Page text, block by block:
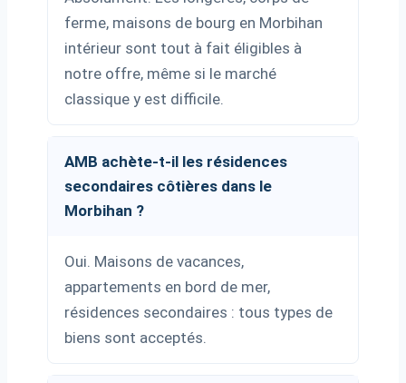
ferme, maisons de bourg en Morbihan
intérieur sont tout à fait éligibles à
notre offre, même si le marché
classique y est difficile.
AMB achète-t-il les résidences
secondaires côtières dans le
Morbihan ?
Oui. Maisons de vacances,
appartements en bord de mer,
résidences secondaires : tous types de
biens sont acceptés.